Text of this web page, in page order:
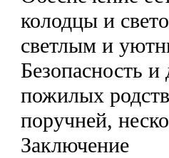
колодцы и
светлым и
Безопасность
пожилых
поручней,
Заключение